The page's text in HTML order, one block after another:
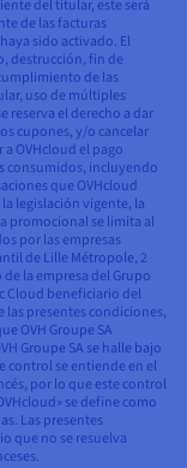
del titular, este será
de las facturas
sido activado. El
destrucción, fin de
de las
uso de múltiples
reserva el derecho a dar
cupones, y/o cancelar
OVHcloud el pago
consumidos, incluyendo
que OVHcloud
legislación vigente, la
promocional se limita al
por las empresas
de Lille Métropole, 2
la empresa del Grupo
Cloud beneficiario del
las presentes condiciones,
OVH Groupe SA
Groupe SA se halle bajo
control se entiende en el
por lo que este control
se define como
Las presentes
que no se resuelva